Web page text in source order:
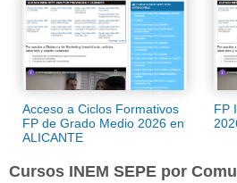
Acceso a Ciclos Formativos
FP de Grado Medio 2026 en
ALICANTE
FP
Cursos INEM SEPE por